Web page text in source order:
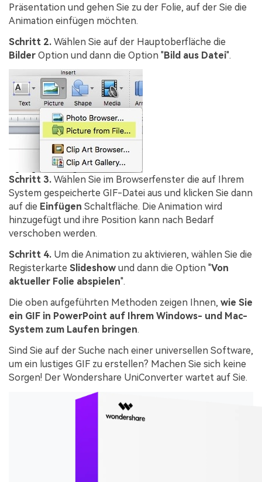
Präsentation und gehen Sie zu der Folie, auf der Sie die
Animation einfügen möchten.
Schritt 2. Wählen Sie auf der Hauptoberfläche die
Bilder Option und dann die Option "Bild aus Datei".
Schritt 3. Wählen Sie im Browserfenster die auf Ihrem
System gespeicherte GIF-Datei aus und klicken Sie dann
auf die Einfügen Schaltfläche. Die Animation wird
hinzugefügt und ihre Position kann nach Bedarf
verschoben werden.
Schritt 4. Um die Animation zu aktivieren, wählen Sie die
Registerkarte Slideshow und dann die Option "Von
aktueller Folie abspielen".
Die oben aufgeführten Methoden zeigen Ihnen, wie Sie
ein GIF in PowerPoint auf Ihrem Windows- und Mac-
System zum Laufen bringen.
Sind Sie auf der Suche nach einer universellen Software,
um ein lustiges GIF zu erstellen? Machen Sie sich keine
Sorgen! Der Wondershare UniConverter wartet auf Sie.